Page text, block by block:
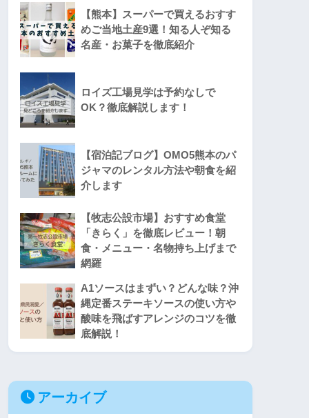
【熊本】スーパーで買えるおすす
めご当地土産9選！知る人ぞ知る
名産・お菓子を徹底紹介
ロイズ工場見学は予約なしで
OK？徹底解説します！
【宿泊記ブログ】OMO5熊本のパ
ジャマのレンタル方法や朝食を紹
介します
【牧志公設市場】おすすめ食堂
「きらく」を徹底レビュー！朝
食・メニュー・名物持ち上げまで
網羅
A1ソースはまずい？どんな味？沖
縄定番ステーキソースの使い方や
酸味を飛ばすアレンジのコツを徹
底解説！
アーカイブ